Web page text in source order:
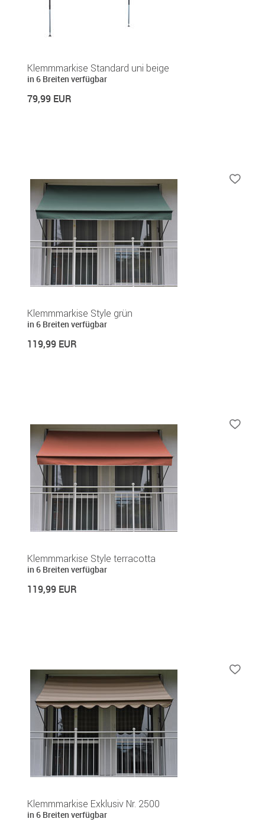
Klemmmarkise Standard uni beige
in 6 Breiten verfügbar
79,99 EUR
Klemmmarkise Style grün
in 6 Breiten verfügbar
119,99 EUR
Klemmmarkise Style terracotta
in 6 Breiten verfügbar
119,99 EUR
Klemmmarkise Exklusiv Nr. 2500
in 6 Breiten verfügbar